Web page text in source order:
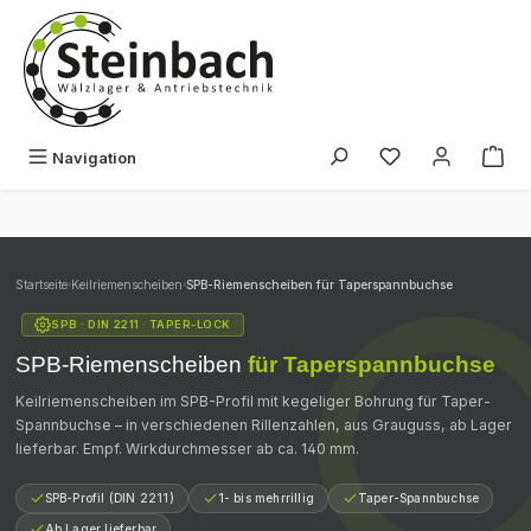
Zum Hauptinhalt springen
Navigation Du hast 0
Startseite›Keilriemenscheiben›SPB-Riemenscheiben für Taperspannbuchse
SPB · DIN 2211 · TAPER-LOCK
SPB-Riemenscheiben für Taperspannbuchse
Keilriemenscheiben im SPB-Profil mit kegeliger Bohrung für Taper-
Spannbuchse – in verschiedenen Rillenzahlen, aus Grauguss, ab Lager
lieferbar. Empf. Wirkdurchmesser ab ca. 140 mm.
SPB-Profil (DIN 2211) 1- bis mehrrillig Taper-Spannbuchse
Ab Lager lieferbar